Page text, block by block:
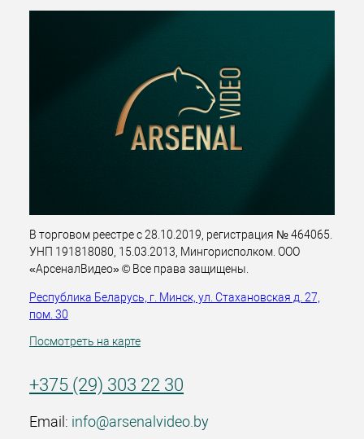
В торговом реестре с 28.10.2019, регистрация № 464065.
УНП 191818080, 15.03.2013, Мингорисполком. ООО
«АрсеналВидео» © Все права защищены.
Республика Беларусь, г. Минск, ул. Стахановская д. 27,
пом. 30
Посмотреть на карте
+375 (29) 303 22 30
Email: info@arsenalvideo.by